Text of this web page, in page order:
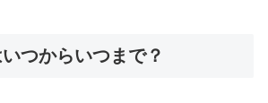
つからいつまで？